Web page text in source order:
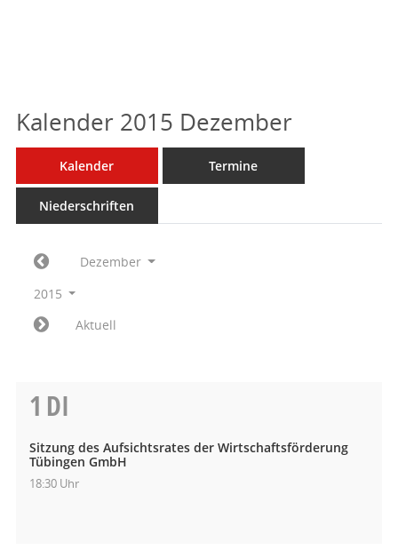
Kalender 2015 Dezember
Kalender Termine
Niederschriften
Dezember
2015
Aktuell
1 DI
Sitzung des Aufsichtsrates der Wirtschaftsförderung
Tübingen GmbH
18:30 Uhr